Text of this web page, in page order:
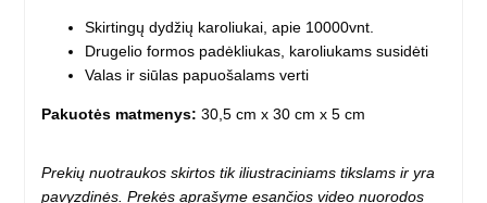
Skirtingų dydžių karoliukai, apie 10000vnt.
Drugelio formos padėkliukas, karoliukams susidėti
Valas ir siūlas papuošalams verti
Pakuotės matmenys: 30,5 cm x 30 cm x 5 cm
Prekių nuotraukos skirtos tik iliustraciniams tikslams ir yra
pavyzdinės. Prekės aprašyme esančios video nuorodos